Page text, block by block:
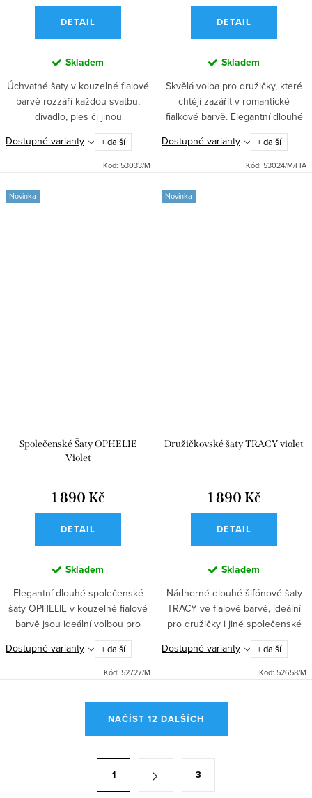
DETAIL
Skladem
Úchvatné šaty v kouzelné fialové
barvě rozzáří každou svatbu,
divadlo, ples či jinou
společenskou událost. Korzetový
top s korálky a rozparek z vás
udělají hvězdu večera....
Dostupné varianty + další
Kód: 53033/M
DETAIL
Skladem
Skvělá volba pro družičky, které
chtějí zazářit v romantické
fialkové barvě. Elegantní dlouhé
šaty s krajkovým korzetem a
nadýchanou sukní jsou ideální na
svatbu i další...
Dostupné varianty + další
Kód: 53024/M/FIA
Novinka
Společenské Šaty OPHELIE
Violet
1 890 Kč
DETAIL
Skladem
Elegantní dlouhé společenské
šaty OPHELIE v kouzelné fialové
barvě jsou ideální volbou pro
plesy, svatby či jiné slavnostní
události. Asymetrický top s
vyztuženou hrudní částí a...
Dostupné varianty + další
Kód: 52727/M
Novinka
Družičkovské šaty TRACY violet
1 890 Kč
DETAIL
Skladem
Nádherné dlouhé šifónové šaty
TRACY ve fialové barvě, ideální
pro družičky i jiné společenské
události. Elegantní střih na jedno
rameno s rozparkem a
žabičkovou úpravou vzadu...
Dostupné varianty + další
Kód: 52658/M
NAČÍST 12 DALŠÍCH
1 3